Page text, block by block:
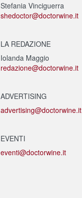
Stefania Vinciguerra
shedoctor@doctorwine.it
LA REDAZIONE
Iolanda Maggio
redazione@doctorwine.it
ADVERTISING
advertising@doctorwine.it
EVENTI
eventi@doctorwine.it